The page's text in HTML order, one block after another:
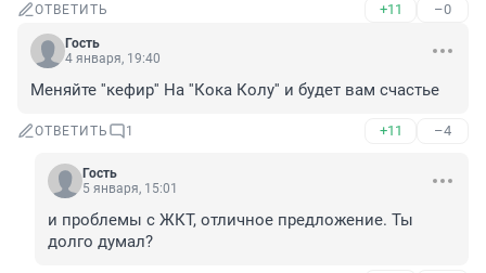
ОТВЕТИТЬ +11 –0
Гость
4 января, 19:40
Меняйте ''кефир'' На ''Кока Колу'' и будет вам счастье
ОТВЕТИТЬ 1 +11 –4
Гость
5 января, 15:01
и проблемы с ЖКТ, отличное предложение. Ты
долго думал?